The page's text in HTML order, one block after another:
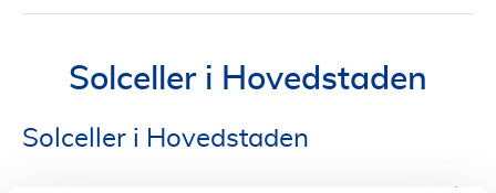
Solceller i Hovedstaden
Solceller i Hovedstaden